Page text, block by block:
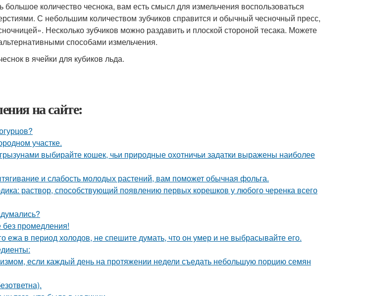
количество чеснока, вам есть смысл для измельчения воспользоваться
С небольшим количеством зубчиков справится и обычный чесночный пресс,
Несколько зубчиков можно раздавить и плоской стороной тесака. Можете
способами измельчения.
в ячейки для кубиков льда.
на сайте:
участке.
выбирайте кошек, чьи природные охотничьи задатки выражены наиболее
и слабость молодых растений, вам поможет обычная фольга.
раствор, способствующий появлению первых корешков у любого черенка всего
без промедления!
ежа в период холодов, не спешите думать, что он умер и не выбрасывайте его.
если каждый день на протяжении недели съедать небольшую порцию семян